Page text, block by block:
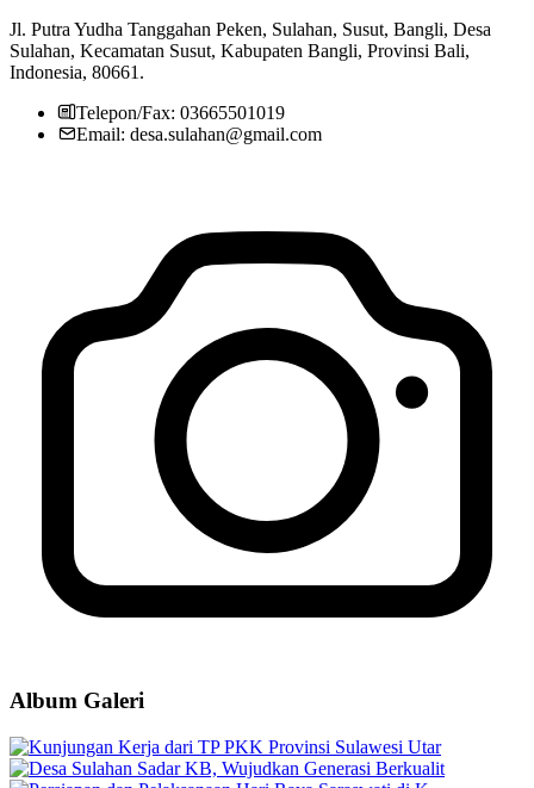
Jl. Putra Yudha Tanggahan Peken, Sulahan, Susut, Bangli, Desa
Sulahan, Kecamatan Susut, Kabupaten Bangli, Provinsi Bali,
Indonesia, 80661.
Telepon/Fax: 03665501019
Email: desa.sulahan@gmail.com
Album Galeri